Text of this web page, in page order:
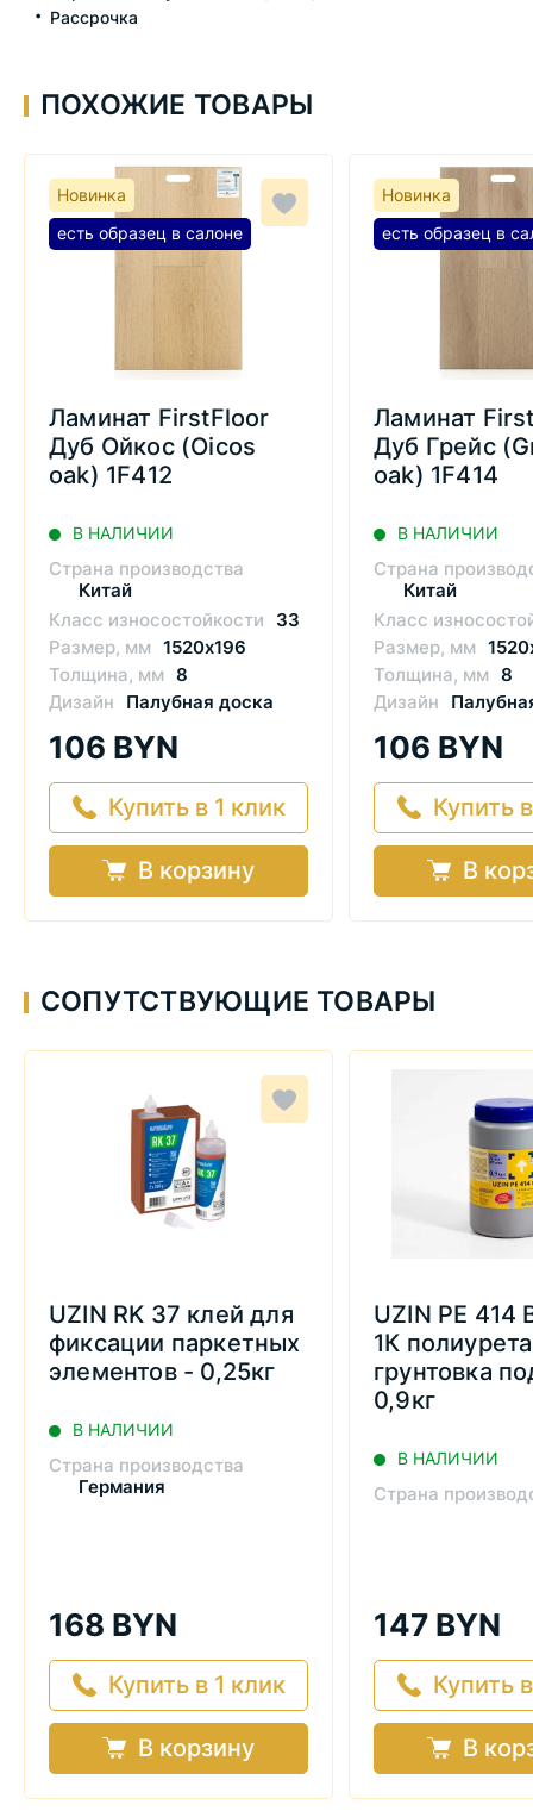
Рассрочка
ПОХОЖИЕ ТОВАРЫ
Новинка
есть образец в салоне
Ламинат FirstFloor
Дуб Ойкос (Oicos
oak) 1F412
В НАЛИЧИИ
Страна производства
Китай
Класс износостойкости
33
Размер, мм 1520х196
Толщина, мм 8
Дизайн
Палубная доска
106 BYN
Купить в 1 клик
В корзину
Новинка
есть образец в
Ламинат
Дуб Грейс
oak) 1F414
В НАЛИЧИИ
Страна
Китай
Класс
Размер, мм
Толщина, мм 8
Дизайн
106 BYN
Купить
В
СОПУТСТВУЮЩИЕ ТОВАРЫ
UZIN RK 37 клей для
фиксации паркетных
элементов - 0,25кг
В НАЛИЧИИ
Страна производства
Германия
168 BYN
Купить в 1 клик
В корзину
UZIN PE 414
1К
грунтовка
0,9кг
В НАЛИЧИИ
Страна
147 BYN
Купить
В